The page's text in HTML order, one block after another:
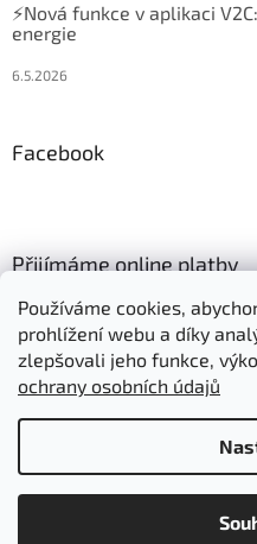
Používáme cookies,
prohlížení webu a díky
zlepšovali jeho funkce,
ochrany osobních údajů
Položky označené "Skladem"
- objednáno do 10:00 ve stejný
⚡Nová funkce v aplikaci
energie
6.5.2026
Facebook
Přijímáme online platby
Upravit